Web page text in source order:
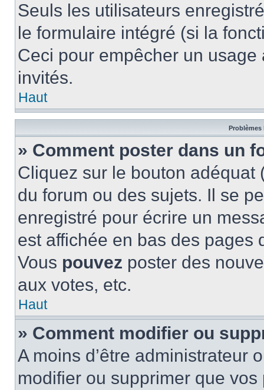
Seuls les utilisateurs
le formulaire intégré (si la
Ceci pour empêcher un
invités.
Haut
Problèmes
» Comment poster dans un
Cliquez sur le bouton
du forum ou des sujets. Il se
enregistré pour écrire un
est affichée en bas des pages
Vous pouvez poster des
aux votes, etc.
Haut
» Comment modifier ou
A moins d’être administrateur
modifier ou supprimer que